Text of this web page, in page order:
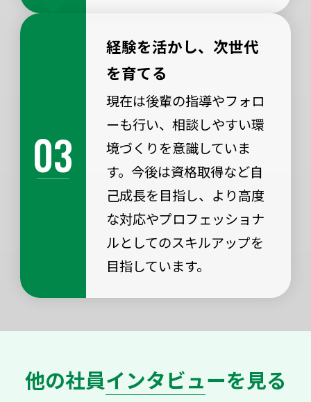
03
経験を活かし、次世代
を育てる
現在は後輩の指導やフォロ
ーも行い、相談しやすい環
境づくりを意識していま
す。今後は資格取得など自
己成長を目指し、より高度
な対応やプロフェッショナ
ルとしてのスキルアップを
目指しています。
他の社員インタビューを見る